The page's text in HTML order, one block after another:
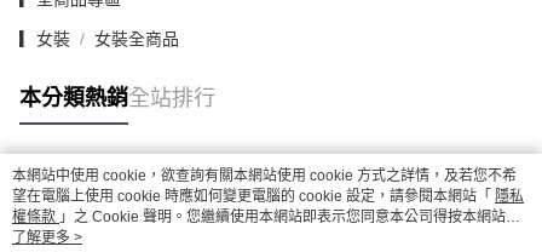
▎女裝 女裝全商品
本分類熱銷全站排行
熱門標籤
本網站中使用 cookie，欲查詢有關本網站使用 cookie 方式之詳情，及若您不希
望在電腦上使用 cookie 時應如何變更電腦的 cookie 設定，請參閱本網站「 隱私
權條款 」之 Cookie 聲明。您繼續使用本網站即表示您同意本公司得按本網站使
用條款之 Cookie 聲明使用 cookie。
了解更多 >